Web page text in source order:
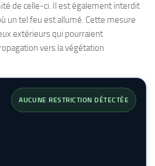
de celle-ci. Il est également interdit
un tel feu est allumé. Cette mesure
extérieurs qui pourraient
vers la végétation
AUCUNE RESTRICTION DÉTECTÉE